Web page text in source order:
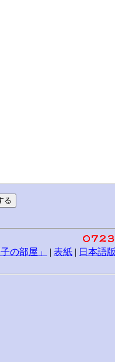
の部屋」 | 表紙 | 日本語